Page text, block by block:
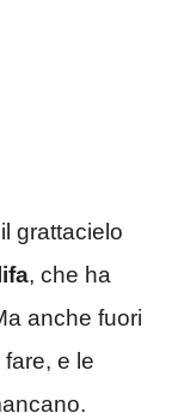
grattacielo
, che ha
anche fuori
e le